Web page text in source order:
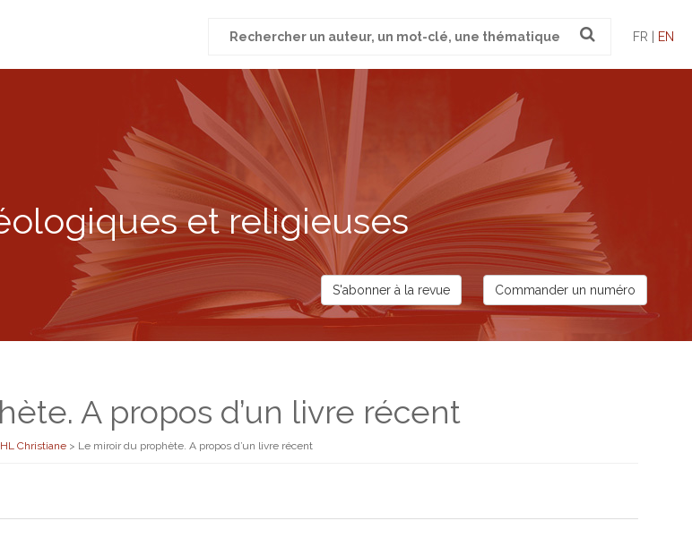
pour
FR | EN
et religieuses
S'abonner à la revue Commander un numéro
A propos d’un livre récent
Christiane > Le miroir du prophète. A propos d’un livre récent